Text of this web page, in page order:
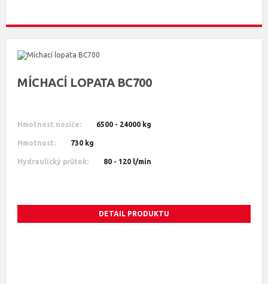
MÍCHACÍ LOPATA BC700
Hmotnost nosiče: 6500 - 24000 kg
Hmotnost: 730 kg
Hydraulický průtok: 80 - 120 l/min
DETAIL PRODUKTU